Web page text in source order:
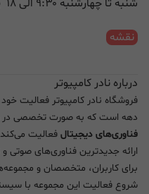
شنبه تا چهارشنبه ۹:۳۰ الی ۱۸ پنچشنبه ۹:۳۰ الی ۱۳:۳۰
نقشه
درباره نادر کامپیوتر
دهه است که به صورت تخصصی در
فناوری‌های دیجیتال فعالیت
ارائه جدیدترین فناوری‌های صوتی
برای کاربران، متخصصان و
شروع فعالیت این مجموعه با